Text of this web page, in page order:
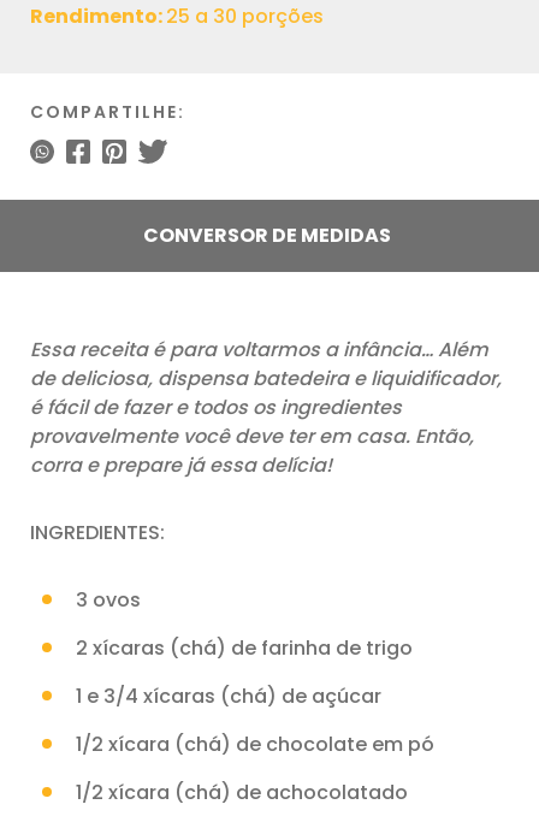
Rendimento:25 a 30 porções
COMPARTILHE:
CONVERSOR DE MEDIDAS
Essa receita é para voltarmos a infância… Além
de deliciosa, dispensa batedeira e liquidificador,
é fácil de fazer e todos os ingredientes
provavelmente você deve ter em casa. Então,
corra e prepare já essa delícia!
INGREDIENTES:
3 ovos
2 xícaras (chá) de farinha de trigo
1 e 3/4 xícaras (chá) de açúcar
1/2 xícara (chá) de chocolate em pó
1/2 xícara (chá) de achocolatado